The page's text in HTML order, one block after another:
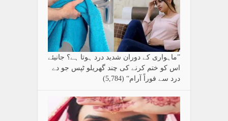
”ماہواری کے دوران شدید درد ہوتا ہے؟ جانیئے
اس کو ختم کرنے کی چند گھریلو ٹپس جو دے
درد سے فوراً آرام“ (5,784)